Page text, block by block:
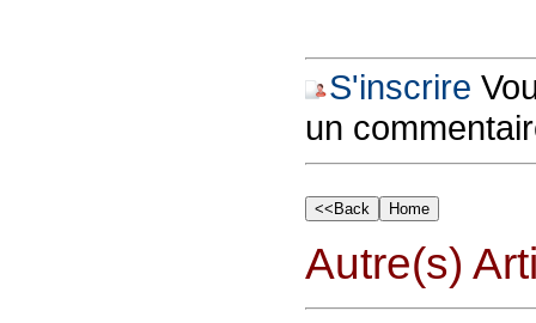
S'inscrire
un
Autre(s)